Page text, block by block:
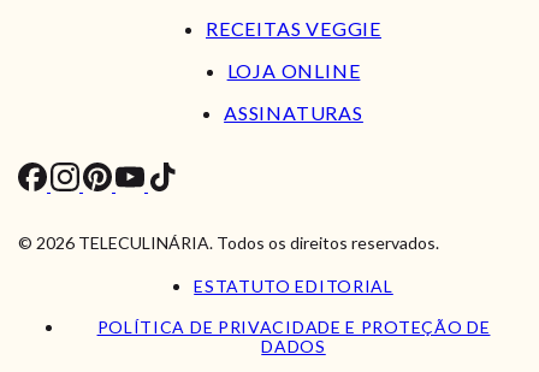
RECEITAS VEGGIE
LOJA ONLINE
ASSINATURAS
© 2026 TELECULINÁRIA. Todos os direitos reservados.
ESTATUTO EDITORIAL
POLÍTICA DE PRIVACIDADE E PROTEÇÃO DE
DADOS